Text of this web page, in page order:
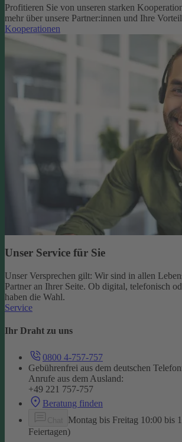
Profitieren Sie von unseren starken
mehr über unsere Partner:innen und Ihre
Kooperationen
Unser Service für Sie
Unser Versprechen gilt: Wir sind in allen
Partner an Ihrer Seite. Ob digital, telefonisch
haben die Wahl.
Service
Ihr Draht zu uns
0800 4-757-757
Gebührenfrei aus dem deutschen
Anrufe aus dem Ausland:
+49 221 757-757
Beratung finden
Montag bis Freitag 10:00 bis
Feiertagen)